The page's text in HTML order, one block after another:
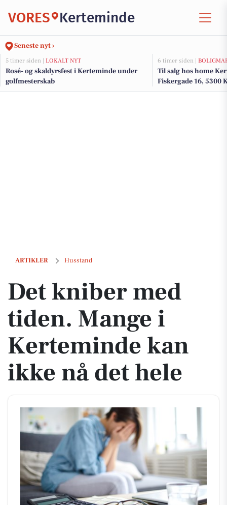
VORES Kerteminde
Seneste nyt ›
5 timer siden | LOKALT NYT
Rosé- og skaldyrsfest i Kerteminde under
golfmesterskab
6 timer siden |
Til salg hos home
Fiskergade 16, 5300
ARTIKLER Husstand
Det kniber med tiden. Mange i Kerteminde kan ikke nå det hele
Det kniber med
tiden. Mange i
Kerteminde kan
ikke nå det hele